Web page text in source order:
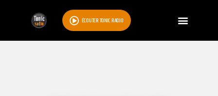
ÉCOUTER TONIC RADIO